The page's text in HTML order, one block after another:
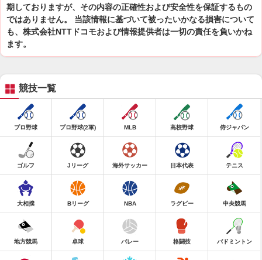
期しておりますが、その内容の正確性および安全性を保証するもの
ではありません。 当該情報に基づいて被ったいかなる損害について
も、株式会社NTTドコモおよび情報提供者は一切の責任を負いかね
ます。
競技一覧
プロ野球 プロ野球(2軍) MLB 高校野球 侍ジャパン
ゴルフ Jリーグ 海外サッカー 日本代表 テニス
大相撲 Bリーグ NBA ラグビー 中央競馬
地方競馬 卓球 バレー 格闘技 バドミントン